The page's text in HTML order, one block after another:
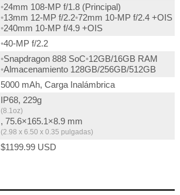
24mm 108-MP f/1.8 (Principal)
13mm 12-MP f/2.2 72mm 10-MP f/2.4 +OIS
240mm 10-MP f/4.9 +OIS
40-MP f/2.2
Snapdragon 888 SoC 12GB/16GB RAM
Almacenamiento 128GB/256GB/512GB
5000 mAh, Carga Inalámbrica
IP68, 229g
(8.1oz)
, 75.6×165.1×8.9 mm
(2.98 x 6.50 x 0.35 pulgadas)
$1199.99 USD